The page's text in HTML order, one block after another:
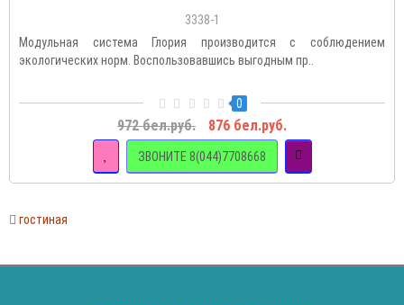
3338-1
Модульная система Глория производится с соблюдением
экологических норм. Воспользовавшись выгодным пр..
0
972 бел.руб. 876 бел.руб.
ЗВОНИТЕ 8(044)7708668
гостиная